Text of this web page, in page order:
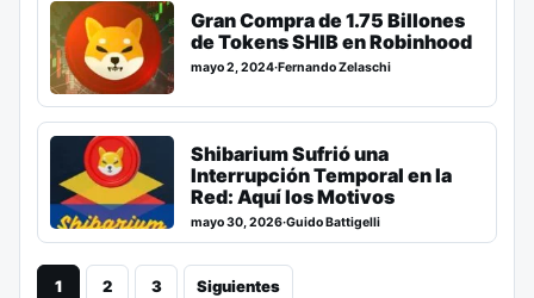
Gran Compra de 1.75 Billones
de Tokens SHIB en Robinhood
mayo 2, 2024·Fernando Zelaschi
Shibarium Sufrió una
Interrupción Temporal en la
Red: Aquí los Motivos
mayo 30, 2026·Guido Battigelli
1 2 3 Siguientes